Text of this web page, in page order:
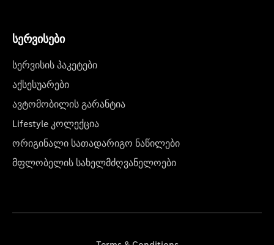
სერვისები
სერვისის პაკეტები
აქსესუარები
ავტომობილის გარანტია
Lifestyle კოლექცია
ორიგინალი სათადარიგო ნაწილები
მფლობელის სახელმძღვანელოები